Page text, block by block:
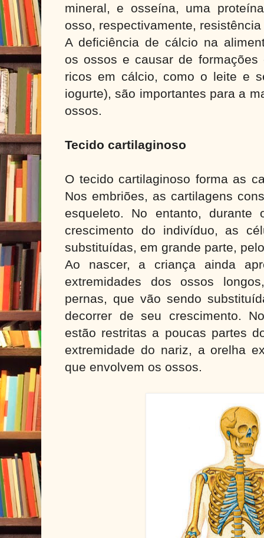
mineral, e osseína, uma
osso, respectivamente,
A deficiência de cálcio na
os ossos e causar de formações
ricos em cálcio, como o leite e
iogurte), são importantes para a
ossos.
Tecido cartilaginoso
O tecido cartilaginoso forma as
Nos embriões, as cartilagens
esqueleto. No entanto, durante
crescimento do indivíduo, as
substituídas, em grande parte,
Ao nascer, a criança ainda
extremidades dos ossos
pernas, que vão sendo
decorrer de seu crescimento.
estão restritas a poucas partes
extremidade do nariz, a orelha
que envolvem os ossos.